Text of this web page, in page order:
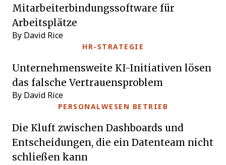
Mitarbeiterbindungssoftware für
Arbeitsplätze
By David Rice
HR-STRATEGIE
Unternehmensweite KI-Initiativen lösen
das falsche Vertrauensproblem
By David Rice
PERSONALWESEN BETRIEB
Die Kluft zwischen Dashboards und
Entscheidungen, die ein Datenteam nicht
schließen kann